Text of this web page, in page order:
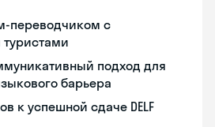
переводчиком с
подход для
барьера
к успешной сдаче DELF